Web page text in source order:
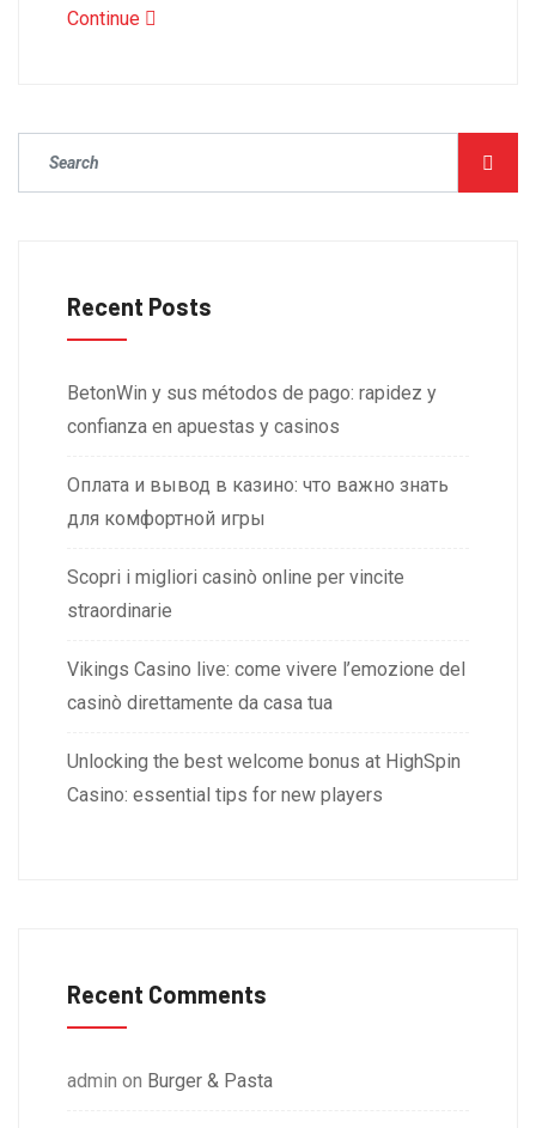
Continue
Recent Posts
BetonWin y sus métodos de pago: rapidez y
confianza en apuestas y casinos
Оплата и вывод в казино: что важно знать
для комфортной игры
Scopri i migliori casinò online per vincite
straordinarie
Vikings Casino live: come vivere l’emozione del
casinò direttamente da casa tua
Unlocking the best welcome bonus at HighSpin
Casino: essential tips for new players
Recent Comments
admin on Burger & Pasta